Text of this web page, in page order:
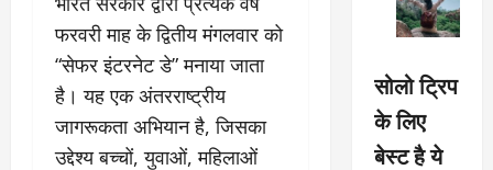
फरवरी माह के द्वितीय मंगलवार को
“सेफर इंटरनेट डे” मनाया जाता
है। यह एक अंतरराष्ट्रीय
जागरूकता अभियान है, जिसका
उद्देश्य बच्चों, युवाओं, महिलाओं
सोलो ट्रिप
के लिए
बेस्ट है ये